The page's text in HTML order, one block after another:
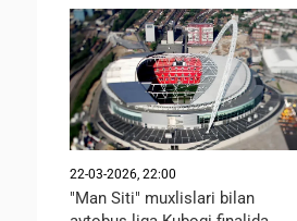
22-03-2026, 22:00
"Man Siti" muxlislari bilan